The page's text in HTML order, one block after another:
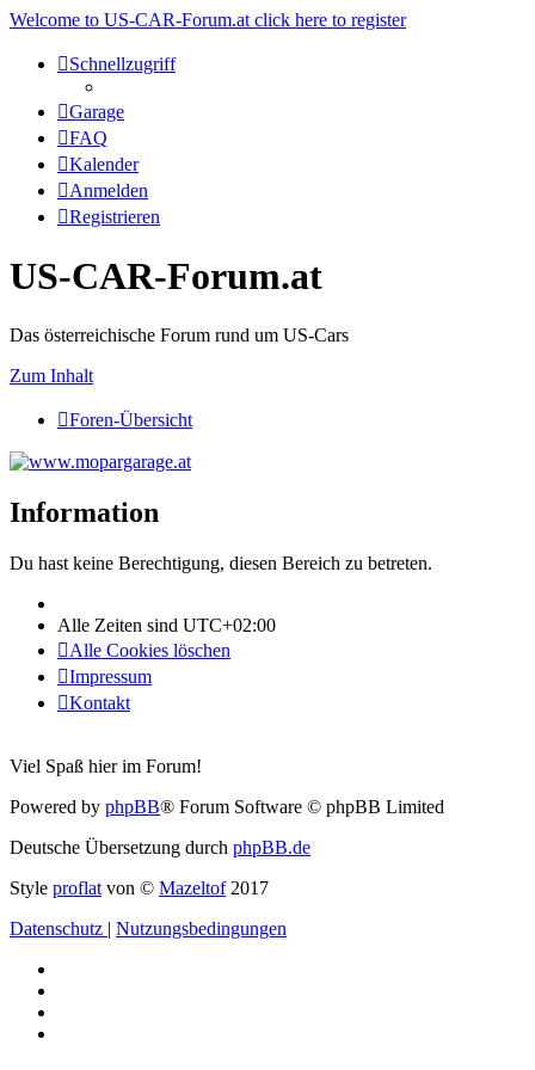
Welcome to US-CAR-Forum.at click here to register
Schnellzugriff
Garage
FAQ
Kalender
Anmelden
Registrieren
US-CAR-Forum.at
Das österreichische Forum rund um US-Cars
Zum Inhalt
Foren-Übersicht
Information
Du hast keine Berechtigung, diesen Bereich zu betreten.
Alle Zeiten sind UTC+02:00
Alle Cookies löschen
Impressum
Kontakt
Viel Spaß hier im Forum!
Powered by phpBB® Forum Software © phpBB Limited
Deutsche Übersetzung durch phpBB.de
Style proflat von © Mazeltof2017
Datenschutz | Nutzungsbedingungen